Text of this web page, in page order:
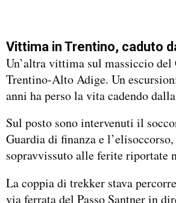
Vittima in Trentino, caduto
Un’altra vittima sul massiccio
Trentino-Alto Adige. Un
anni ha perso la vita cadendo
Sul posto sono intervenuti il
Guardia di finanza e
sopravvissuto alle ferite riportate
La coppia di trekker stava
via ferrata del Passo Santner in